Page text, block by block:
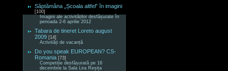
Săptămâna „Școala altfel” în imagini
[100]
Imagini ale activităților desfășurate în
perioada 2-6 aprilie 2012
Tabara de tineret Loreto august
2009 [14]
Activități de vacanță
Do you speak EUROPEAN? CS-
Romania [73]
Competiție desfășurată pe 16
decembrie la Sala Lira Reșița